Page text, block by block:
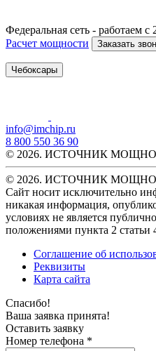
Федеральная сеть - работаем с
Расчет мощности
Заказать
Чебоксары
info@imchip.ru
8 800 550 36 90
© 2026. ИСТОЧНИК
© 2026. ИСТОЧНИК
Сайт носит исключительно
никакая информация,
условиях не является
положениями пункта 2
Соглашение об
Реквизиты
Карта сайта
Спасибо!
Ваша заявка принята!
Оставить заявку
Номер телефона *